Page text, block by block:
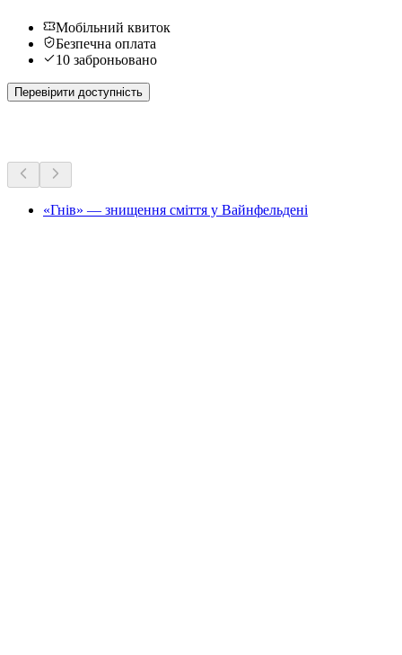
Мобільний квиток
Безпечна оплата
10 заброньовано
Перевірити доступність
«Гнів» — знищення сміття у Вайнфельдені